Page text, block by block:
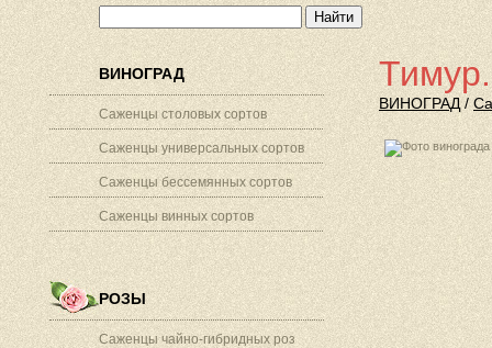
ВИНОГРАД
Саженцы столовых сортов
Саженцы универсальных сортов
Саженцы бессемянных сортов
Саженцы винных сортов
РОЗЫ
Саженцы чайно-гибридных роз
Тимур.
ВИНОГРАД/